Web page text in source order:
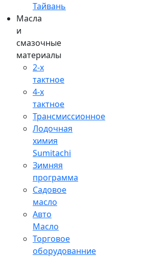
Тайвань
Масла
и
смазочные
материалы
2-х
тактное
4-х
тактное
Трансмиссионное
Лодочная
химия
Sumitachi
Зимняя
программа
Садовое
масло
Авто
Масло
Торговое
оборудованние